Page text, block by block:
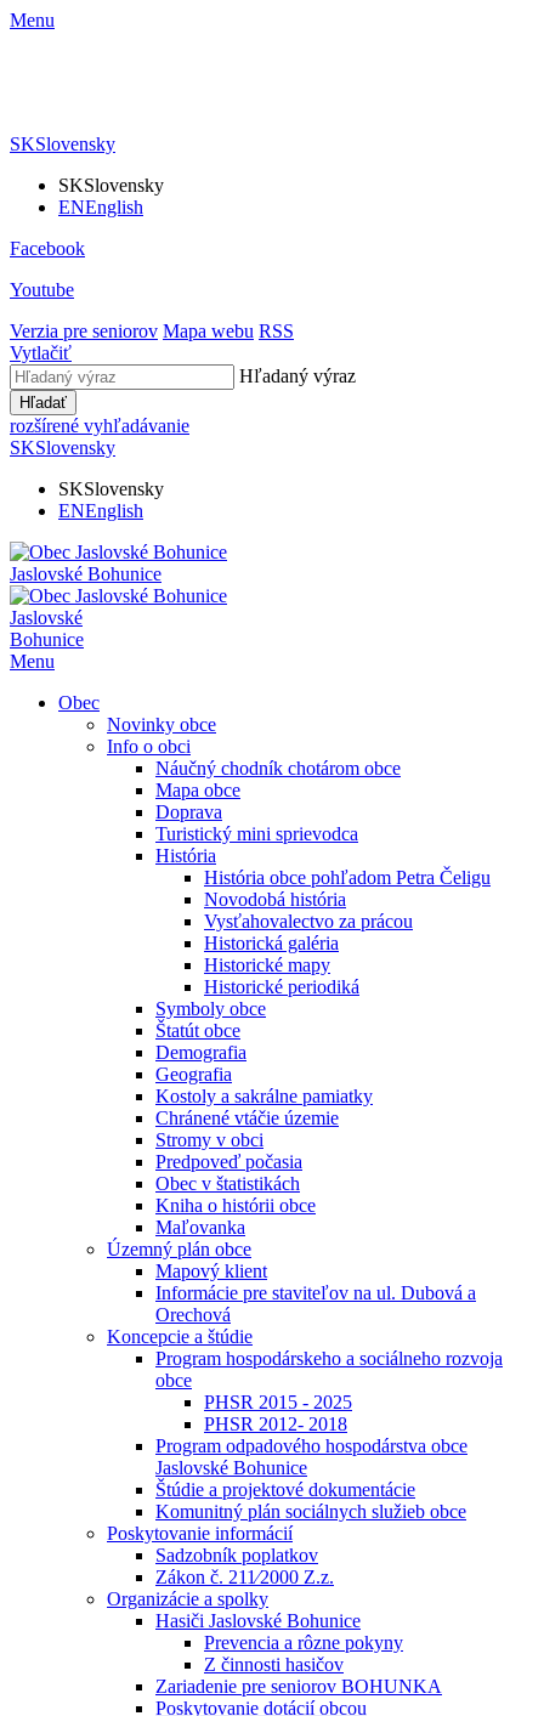
Menu
SKSlovensky
SKSlovensky
ENEnglish
Facebook
Youtube
Verzia pre seniorov Mapa webu RSS
Vytlačiť
Hľadaný výraz
Hľadať
rozšírené vyhľadávanie
SKSlovensky
SKSlovensky
ENEnglish
Jaslovské Bohunice
Jaslovské
Bohunice
Menu
Obec
Novinky obce
Info o obci
Náučný chodník chotárom obce
Mapa obce
Doprava
Turistický mini sprievodca
História
História obce pohľadom Petra Čeligu
Novodobá história
Vysťahovalectvo za prácou
Historická galéria
Historické mapy
Historické periodiká
Symboly obce
Štatút obce
Demografia
Geografia
Kostoly a sakrálne pamiatky
Chránené vtáčie územie
Stromy v obci
Predpoveď počasia
Obec v štatistikách
Kniha o histórii obce
Maľovanka
Územný plán obce
Mapový klient
Informácie pre staviteľov na ul. Dubová a
Orechová
Koncepcie a štúdie
Program hospodárskeho a sociálneho rozvoja
obce
PHSR 2015 - 2025
PHSR 2012- 2018
Program odpadového hospodárstva obce
Jaslovské Bohunice
Štúdie a projektové dokumentácie
Komunitný plán sociálnych služieb obce
Poskytovanie informácií
Sadzobník poplatkov
Zákon č. 211⁄2000 Z.z.
Organizácie a spolky
Hasiči Jaslovské Bohunice
Prevencia a rôzne pokyny
Z činnosti hasičov
Zariadenie pre seniorov BOHUNKA
Poskytovanie dotácií obcou